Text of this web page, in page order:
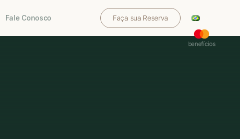
Fale Conosco Faça sua Reserva
benefícios